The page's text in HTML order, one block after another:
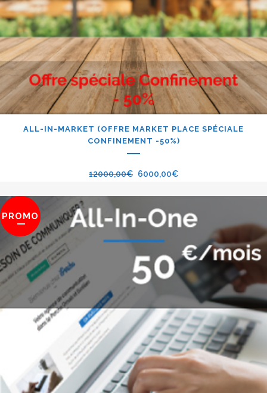
ALL-IN-MARKET (OFFRE MARKET PLACE SPÉCIALE
CONFINEMENT -50%)
12000,00€ 6000,00€
PROMO